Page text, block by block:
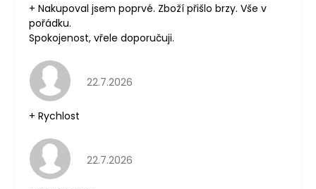
+ Nakupoval jsem poprvé. Zboží přišlo brzy. Vše v
pořádku.
Spokojenost, vřele doporučuji.
Hodnocení obchodu je 5 z 5 hvězdiček.
22.7.2026
+ Rychlost
Hodnocení obchodu je 5 z 5 hvězdiček.
22.7.2026